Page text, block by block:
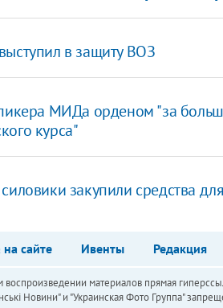
в защиту ВОЗ
МИДа орденом "за
курса"
закупили средства
сайте Ивенты Редакция
материалов прямая
Новини" и "Украинская Фото Группа"